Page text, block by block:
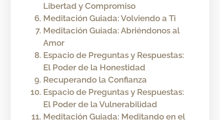
Libertad y Compromiso
Meditación Guiada: Volviendo a Ti
Meditación Guiada: Abriéndonos al
Amor
Espacio de Preguntas y Respuestas:
El Poder de la Honestidad
Recuperando la Confianza
Espacio de Preguntas y Respuestas:
El Poder de la Vulnerabilidad
Meditación Guiada: Meditando en el